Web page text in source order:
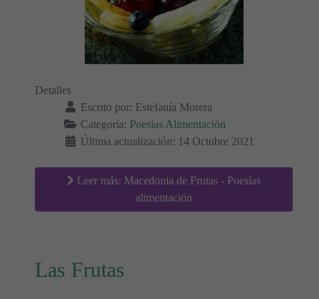
Detalles
Escrito por: Estefanía Morera
Categoría: Poesías Alimentación
Última actualización: 14 Octubre 2021
Leer más: Macedonia de Frutas - Poesías
alimentación
Las Frutas